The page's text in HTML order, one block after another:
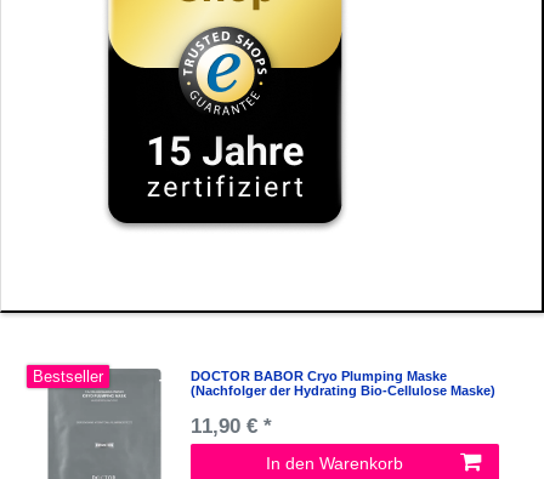
Bestseller
DOCTOR BABOR Cryo Plumping Maske
(Nachfolger der Hydrating Bio-Cellulose Maske)
11,90 € *
In den Warenkorb